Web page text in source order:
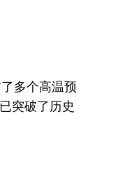
多个高温预
突破了历史